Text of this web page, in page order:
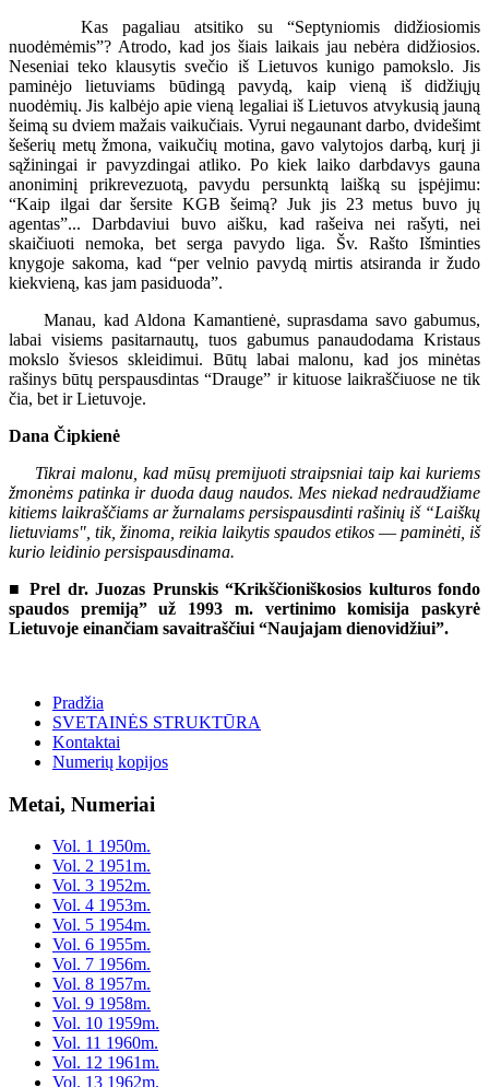
Kas pagaliau atsitiko su “Septyniomis didžiosiomis
nuodėmėmis”? Atrodo, kad jos šiais laikais jau nebėra didžiosios.
Neseniai teko klausytis svečio iš Lietuvos kunigo pamokslo. Jis
paminėjo lietuviams būdingą pavydą, kaip vieną iš didžiųjų
nuodėmių. Jis kalbėjo apie vieną legaliai iš Lietuvos atvykusią jauną
šeimą su dviem mažais vaikučiais. Vyrui negaunant darbo, dvidešimt
šešerių metų žmona, vaikučių motina, gavo valytojos darbą, kurį ji
sąžiningai ir pavyzdingai atliko. Po kiek laiko darbdavys gauna
anoniminį prikrevezuotą, pavydu persunktą laišką su įspėjimu:
“Kaip ilgai dar šersite KGB šeimą? Juk jis 23 metus buvo jų
agentas”... Darbdaviui buvo aišku, kad rašeiva nei rašyti, nei
skaičiuoti nemoka, bet serga pavydo liga. Šv. Rašto Išminties
knygoje sakoma, kad “per velnio pavydą mirtis atsiranda ir žudo
kiekvieną, kas jam pasiduoda”.
Manau, kad Aldona Kamantienė, suprasdama savo gabumus,
labai visiems pasitarnautų, tuos gabumus panaudodama Kristaus
mokslo šviesos skleidimui. Būtų labai malonu, kad jos minėtas
rašinys būtų perspausdintas “Drauge” ir kituose laikraščiuose ne tik
čia, bet ir Lietuvoje.
Dana Čipkienė
Tikrai malonu, kad mūsų premijuoti straipsniai taip kai kuriems
žmonėms patinka ir duoda daug naudos. Mes niekad nedraudžiame
kitiems laikraščiams ar žurnalams persispausdinti rašinių iš “Laiškų
lietuviams", tik, žinoma, reikia laikytis spaudos etikos — paminėti, iš
kurio leidinio persispausdinama.
■ Prel dr. Juozas Prunskis “Krikščioniškosios kulturos fondo
spaudos premiją” už 1993 m. vertinimo komisija paskyrė
Lietuvoje einančiam savaitraščiui “Naujajam dienovidžiui”.
Pradžia
SVETAINĖS STRUKTŪRA
Kontaktai
Numerių kopijos
Metai, Numeriai
Vol. 1 1950m.
Vol. 2 1951m.
Vol. 3 1952m.
Vol. 4 1953m.
Vol. 5 1954m.
Vol. 6 1955m.
Vol. 7 1956m.
Vol. 8 1957m.
Vol. 9 1958m.
Vol. 10 1959m.
Vol. 11 1960m.
Vol. 12 1961m.
Vol. 13 1962m.